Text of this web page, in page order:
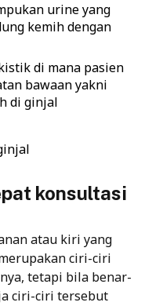
urine yang
kemih dengan
di mana pasien
bawaan yakni
di ginjal
konsultasi
atau kiri yang
ciri-ciri
tetapi bila benar-
ciri-ciri tersebut